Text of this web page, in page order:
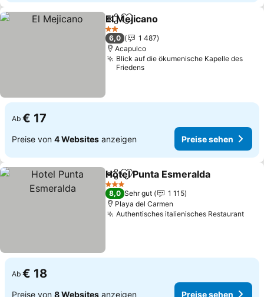
TeilenZu Favoriten hinzufügen
El Mejicano
2 Sterne
6,0
1 487
Acapulco
Blick auf die ökumenische Kapelle des
Friedens
Ab € 17
Preise von 4 Websites anzeigen Preise sehen
TeilenZu Favoriten hinzufügen
Hotel Punta Esmeralda
3 Sterne
8,0 Sehr gut
1 115
Playa del Carmen
Authentisches italienisches Restaurant
Ab € 18
Preise von 8 Websites anzeigen Preise sehen